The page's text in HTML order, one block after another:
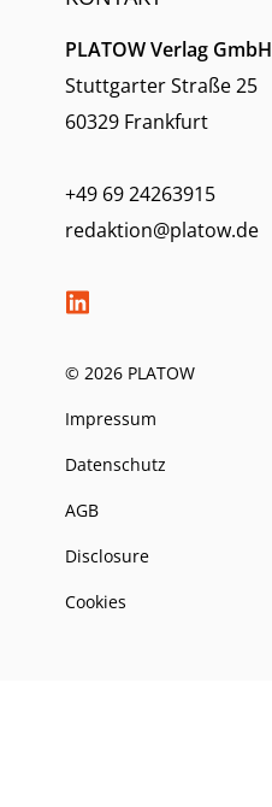
PLATOW Verlag GmbH
Stuttgarter Straße 25
60329 Frankfurt
+49 69 24263915
redaktion@platow.de
© 2026 PLATOW
Impressum
Datenschutz
AGB
Disclosure
Cookies